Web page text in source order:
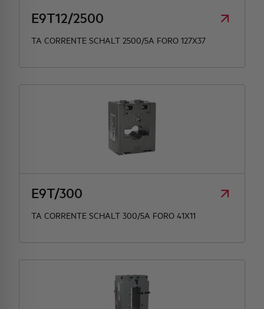
E9T12/2500
TA CORRENTE SCHALT 2500/5A FORO 127X37
E9T/300
TA CORRENTE SCHALT 300/5A FORO 41X11